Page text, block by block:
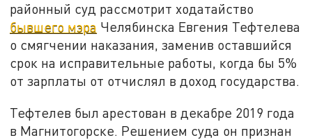
районный суд рассмотрит ходатайство
бывшего мэра Челябинска Евгения Тефтелева
о смягчении наказания, заменив оставшийся
срок на исправительные работы, когда бы 5%
от зарплаты от отчислял в доход государства.
Тефтелев был арестован в декабре 2019 года
в Магнитогорске. Решением суда он признан